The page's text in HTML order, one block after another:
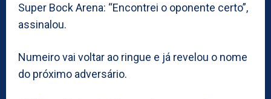
Super Bock Arena: “Encontrei o oponente certo”,
assinalou.
Numeiro vai voltar ao ringue e já revelou o nome
do próximo adversário.